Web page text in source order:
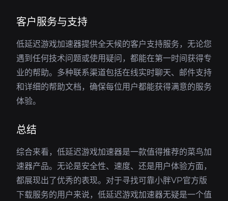
客户服务与支持
低延迟游戏加速器提供全天候的客户支持服务，无论您
遇到任何技术问题或使用疑问，都能在第一时间获得专
业的帮助。多种联系渠道包括在线实时聊天、邮件支持
和详细的帮助文档，确保每位用户都能获得满意的服务
体验。
总结
综合来看，低延迟游戏加速器是一款值得推荐的菜鸟加
速器产品。无论是安全性、速度、还是用户体验方面，
都展现出了优秀的表现。对于寻找可靠小胖VP官方版
下载服务的用户来说，低延迟游戏加速器无疑是一个值